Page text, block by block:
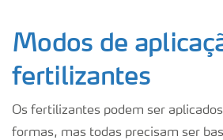
Modos de
fertilizantes
Os fertilizantes podem ser
formas, mas todas precisam ser